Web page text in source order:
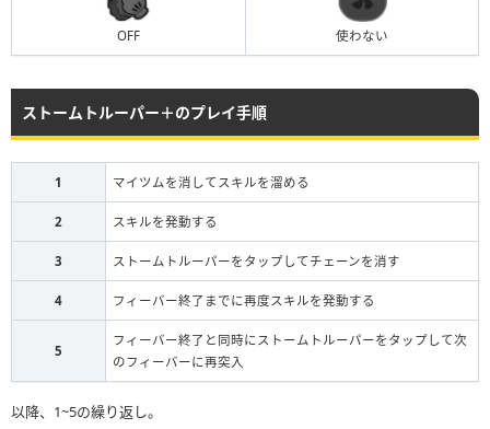
OFF 使わない
ストームトルーパー＋のプレイ手順
1 マイツムを消してスキルを溜める
2 スキルを発動する
3 ストームトルーパーをタップしてチェーンを消す
4 フィーバー終了までに再度スキルを発動する
5
フィーバー終了と同時にストームトルーパーをタップして次
のフィーバーに再突入
以降、1~5の繰り返し。